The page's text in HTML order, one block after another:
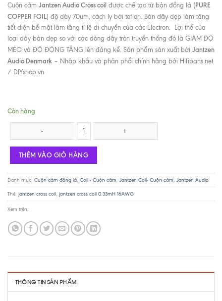
Cuộn cảm Jantzen Audio Cross coil được chế tạo từ bản đồng lá (PURE
COPPER FOIL) độ dày 70um, cách ly bởi teflon. Bản dây dẹp làm tăng
tiết diện bề mặt làm tăng tỉ lệ di chuyển của các Electron. Lợi thế của
loại dây bản dẹp so với các dòng dây tròn truyền thống đó là GIẢM ĐỘ
MÉO và ĐỘ ĐỘNG TĂNG lên đáng kể. Sản phẩm sản xuất bới Jantzen
Audio Denmark – Nhập khẩu và phân phổi chính hãng bởi Hifiparts.net
/ DIYshop.vn
Còn hàng
Cuộn cảm Jantzen Cross Coil 0.47mH/ 16AWG số lượng
THÊM VÀO GIỎ HÀNG
Danh mục: Cuộn cảm đồng lá, Coil - Cuộn cảm, Jantzen Coil- Cuộn cảm, Jantzen Audio
Thẻ: jantzen cross coil, jantzen cross coil 0.33mH 16AWG
Xem trên:
THÔNG TIN SẢN PHẨM